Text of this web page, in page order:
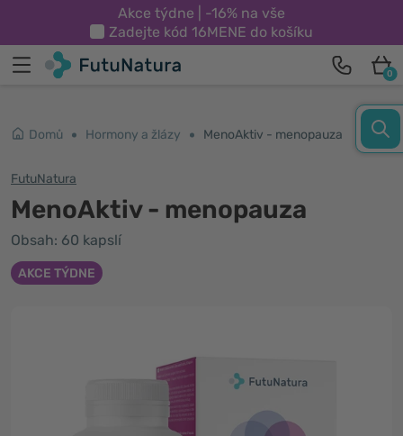
Akce týdne | -16% na vše
Zadejte kód 16MENE do košíku
0
Domů Hormony a žlázy MenoAktiv - menopauza
FutuNatura
MenoAktiv - menopauza
Obsah: 60 kapslí
AKCE TÝDNE